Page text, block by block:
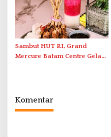
Sambut HUT RI, Grand
Mercure Batam Centre Gelar
Komentar